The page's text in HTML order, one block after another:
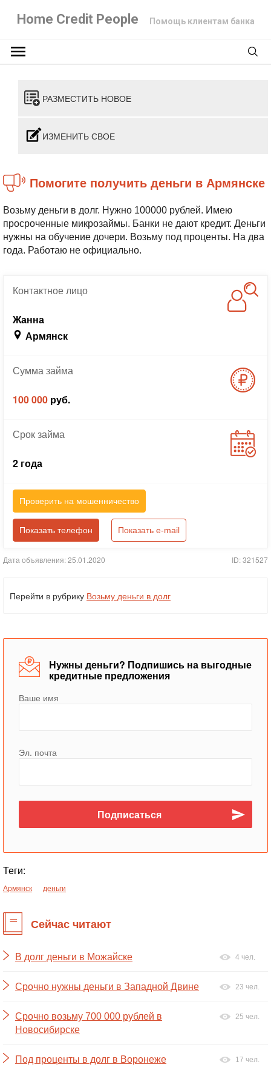
Home Credit People Помощь клиентам банка
РАЗМЕСТИТЬ НОВОЕ
ИЗМЕНИТЬ СВОЕ
Помогите получить деньги в Армянске
Возьму деньги в долг. Нужно 100000 рублей. Имею
просроченные микрозаймы. Банки не дают кредит. Деньги
нужны на обучение дочери. Возьму под проценты. На два
года. Работаю не официально.
Контактноелицо
Жанна
Армянск
Суммазайма
100 000 руб.
Срокзайма
2 года
Проверить на мошенничество
Показать телефон Показать e-mail
Дата объявления: 25.01.2020 ID: 321527
Перейти в рубрику Возьму деньги в долг
Нужны деньги? Подпишись на выгодные
кредитные предложения
Ваше имя
Эл. почта
Теги:
Армянск деньги
Сейчас читают
В долг деньги в Можайске 4 чел.
Срочно нужны деньги в Западной Двине 23 чел.
Срочно возьму 700 000 рублей в
Новосибирске
25 чел.
Под проценты в долг в Воронеже 17 чел.